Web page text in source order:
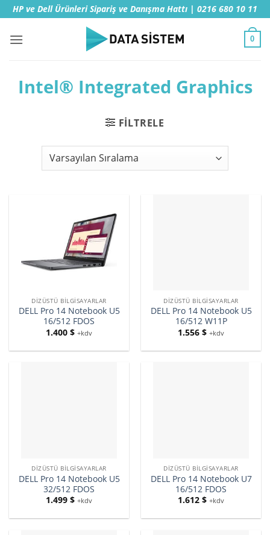
İçeriğe
atla
HP ve Dell Ürünleri Sipariş ve Danışma Hattı | 0216 680 10 11
0
Intel® Integrated Graphics
FILTRELE
DIZÜSTÜ BILGISAYARLAR
DELL Pro 14 Notebook U5
16/512 FDOS
1.400 $ +kdv
DIZÜSTÜ BILGISAYARLAR
DELL Pro 14 Notebook U5
16/512 W11P
1.556 $ +kdv
DIZÜSTÜ BILGISAYARLAR
DELL Pro 14 Notebook U5
32/512 FDOS
1.499 $ +kdv
DIZÜSTÜ BILGISAYARLAR
DELL Pro 14 Notebook U7
16/512 FDOS
1.612 $ +kdv